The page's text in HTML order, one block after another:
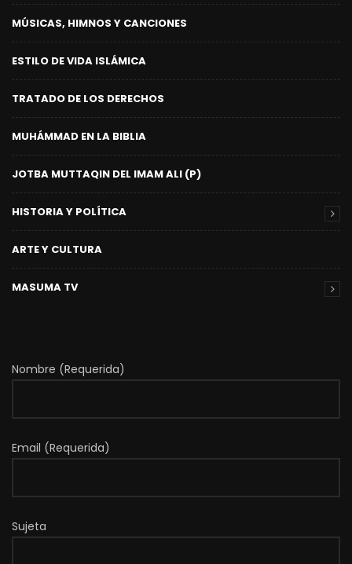
MÚSICAS, HIMNOS Y CANCIONES
ESTILO DE VIDA ISLÁMICA
TRATADO DE LOS DERECHOS
MUHÁMMAD EN LA BIBLIA
JOTBA MUTTAQIN DEL IMAM ALI (P)
HISTORIA Y POLÍTICA
ARTE Y CULTURA
MASUMA TV
Nombre (Requerida)
Email (Requerida)
Sujeta